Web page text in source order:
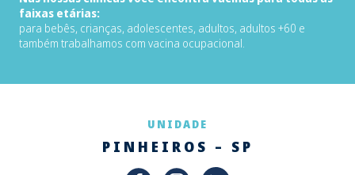
faixas etárias:
para bebês, crianças, adolescentes, adultos, adultos +60 e
também trabalhamos com vacina ocupacional.
UNIDADE
PINHEIROS – SP